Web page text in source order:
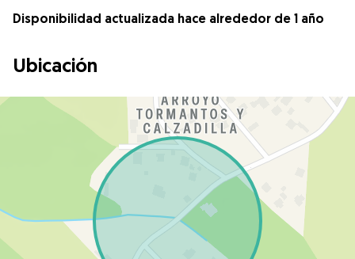
Disponibilidad actualizada hace alrededor de 1 año
Ubicación